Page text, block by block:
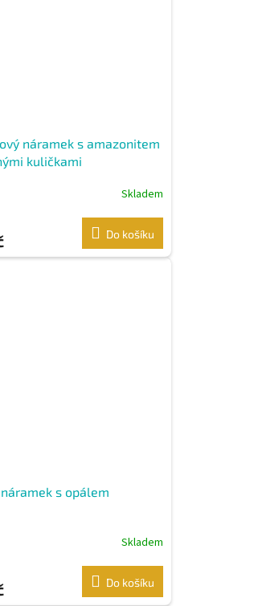
náramek s amazonitem
kuličkami
Skladem
Do košíku
s opálem
Skladem
Do košíku